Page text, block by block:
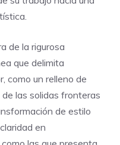
de la rigurosa
que delimita
como un relleno de
las solidas fronteras
de estilo
en